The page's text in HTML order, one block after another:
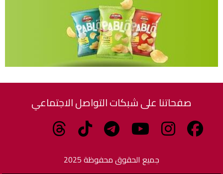
صفحاتنا على شبكات التواصل الاجتماعي
جميع الحقوق محفوظة 2025